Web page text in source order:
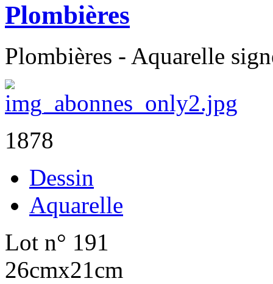
Plombières
Plombières - Aquarelle
1878
Dessin
Aquarelle
Lot n° 191
26cmx21cm